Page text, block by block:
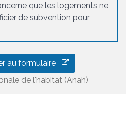
que les logements ne
de subvention pour
au formulaire
de l'habitat (Anah)